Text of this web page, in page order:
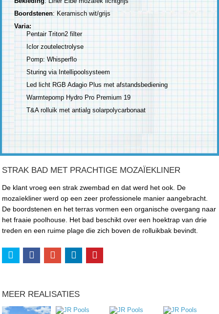
Boordstenen: Keramisch wit/grijs
Varia:
Pentair Triton2 filter
Iclor zoutelectrolyse
Pomp: Whisperflo
Sturing via Intellipoolsysteem
Led licht RGB Adagio Plus met afstandsbediening
Warmtepomp Hydro Pro Premium 19
T&A rolluik met antialg solarpolycarbonaat
STRAK BAD MET PRACHTIGE MOZAÏEKLINER
De klant vroeg een strak zwembad en dat werd het ook. De
mozaïekliner werd op een zeer professionele manier aangebracht.
De boordstenen en het terras vormen een organische overgang naar
het fraaie poolhouse. Het bad beschikt over een hoektrap van drie
treden en een ruime plage die zich boven de rolluikbak bevindt.
MEER REALISATIES